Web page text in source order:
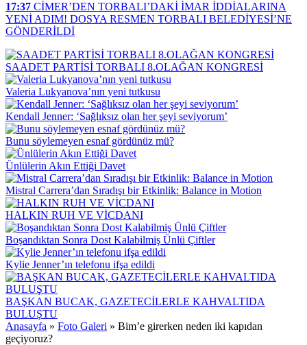
17:37 CİMER’DEN TORBALI’DAKİ İMAR İDDİALARINA
YENİ ADIM! DOSYA RESMEN TORBALI BELEDİYESİ’NE
GÖNDERİLDİ
SAADET PARTİSİ TORBALI 8.OLAĞAN KONGRESİ
Valeria Lukyanova’nın yeni tutkusu
Kendall Jenner: ‘Sağlıksız olan her şeyi seviyorum’
Bunu söylemeyen esnaf gördünüz mü?
Ünlülerin Akın Ettiği Davet
Mistral Carrera’dan Sıradışı bir Etkinlik: Balance in Motion
HALKIN RUH VE VİCDANI
Boşandıktan Sonra Dost Kalabilmiş Ünlü Çiftler
Kylie Jenner’ın telefonu ifşa edildi
BAŞKAN BUCAK, GAZETECİLERLE KAHVALTIDA
BULUŞTU
Anasayfa » Foto Galeri » Bim’e girerken neden iki kapıdan
geçiyoruz?